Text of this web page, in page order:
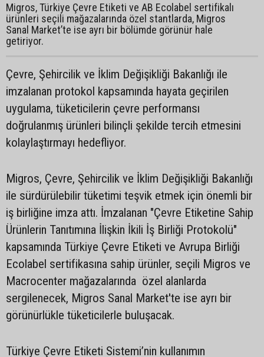
Migros, Türkiye Çevre Etiketi ve AB Ecolabel sertifikalı
ürünleri seçili mağazalarında özel stantlarda, Migros
Sanal Market’te ise ayrı bir bölümde görünür hale
getiriyor.
Çevre, Şehircilik ve İklim Değişikliği Bakanlığı ile
imzalanan protokol kapsamında hayata geçirilen
uygulama, tüketicilerin çevre performansı
doğrulanmış ürünleri bilinçli şekilde tercih etmesini
kolaylaştırmayı hedefliyor.
Migros, Çevre, Şehircilik ve İklim Değişikliği Bakanlığı
ile sürdürülebilir tüketimi teşvik etmek için önemli bir
iş birliğine imza attı. İmzalanan "Çevre Etiketine Sahip
Ürünlerin Tanıtımına İlişkin İkili İş Birliği Protokolü"
kapsamında Türkiye Çevre Etiketi ve Avrupa Birliği
Ecolabel sertifikasına sahip ürünler, seçili Migros ve
Macrocenter mağazalarında özel alanlarda
sergilenecek, Migros Sanal Market'te ise ayrı bir
görünürlükle tüketicilerle buluşacak.
Türkiye Çevre Etiketi Sistemi’nin kullanımın